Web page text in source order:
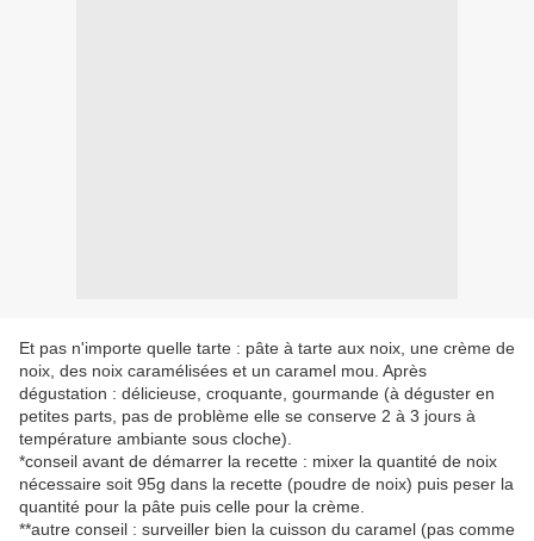
Et pas n'importe quelle tarte : pâte à tarte aux noix, une crème de
noix, des noix caramélisées et un caramel mou. Après
dégustation : délicieuse, croquante, gourmande (à déguster en
petites parts, pas de problème elle se conserve 2 à 3 jours à
température ambiante sous cloche).
*conseil avant de démarrer la recette : mixer la quantité de noix
nécessaire soit 95g dans la recette (poudre de noix) puis peser la
quantité pour la pâte puis celle pour la crème.
**autre conseil : surveiller bien la cuisson du caramel (pas comme